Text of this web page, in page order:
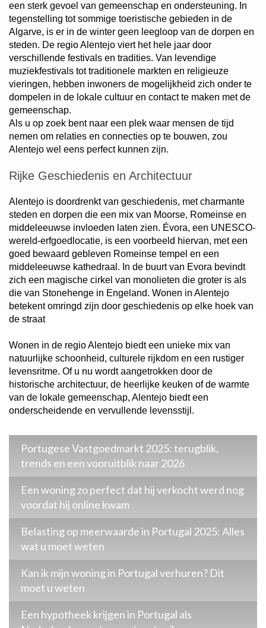
een sterk gevoel van gemeenschap en ondersteuning. In
tegenstelling tot sommige toeristische gebieden in de
Algarve, is er in de winter geen leegloop van de dorpen en
steden. De regio Alentejo viert het hele jaar door
verschillende festivals en tradities. Van levendige
muziekfestivals tot traditionele markten en religieuze
vieringen, hebben inwoners de mogelijkheid zich onder te
dompelen in de lokale cultuur en contact te maken met de
gemeenschap.
Als u op zoek bent naar een plek waar mensen de tijd
nemen om relaties en connecties op te bouwen, zou
Alentejo wel eens perfect kunnen zijn.
Rijke Geschiedenis en Architectuur
Alentejo is doordrenkt van geschiedenis, met charmante
steden en dorpen die een mix van Moorse, Romeinse en
middeleeuwse invloeden laten zien. Évora, een UNESCO-
wereld-erfgoedlocatie, is een voorbeeld hiervan, met een
goed bewaard gebleven Romeinse tempel en een
middeleeuwse kathedraal. In de buurt van Evora bevindt
zich een magische cirkel van monolieten die groter is als
die van Stonehenge in Engeland. Wonen in Alentejo
betekent omringd zijn door geschiedenis op elke hoek van
de straat
Wonen in de regio Alentejo biedt een unieke mix van
natuurlijke schoonheid, culturele rijkdom en een rustiger
levensritme. Of u nu wordt aangetrokken door de
historische architectuur, de heerlijke keuken of de warmte
van de lokale gemeenschap, Alentejo biedt een
onderscheidende en vervullende levensstijl.
Portugese Vastgoedmarkt 2025: terugblik,
trends en een vooruitblik naar 2026
Een woning zo perfect dat hij verkocht werd nog
voordat hij online kwam
Belasting op meerwaarde in Portugal 2025: Alles
wat u moet weten
Kan ik mijn woning in Portugal verhuren? Dit
moet u weten
Een hypotheek krijgen in Portugal als